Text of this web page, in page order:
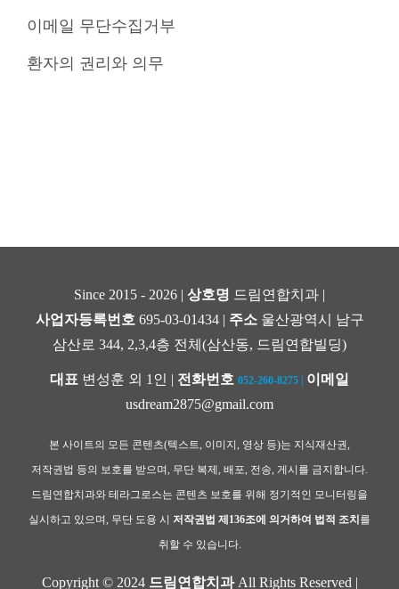
이메일 무단수집거부
환자의 권리와 의무
Since 2015 - 2026 | 상호명 드림연합치과 |
사업자등록번호 695-03-01434 | 주소울산광역시 남구
삼산로 344, 2,3,4층 전체(삼산동, 드림연합빌딩)
대표 변성훈 외 1인 | 전화번호 052-260-8275
이메일
usdream2875@gmail.com
본 사이트의 모든 콘텐츠(텍스트, 이미지, 영상 등)는 지식재산권,
저작권법 등의 보호를 받으며, 무단 복제, 배포, 전송, 게시를 금지합니다.
드림연합치과와 테라그로스는 콘텐츠 보호를 위해 정기적인 모니터링을
실시하고 있으며, 무단 도용 시 저작권법 제136조에 의거하여 법적 조치 를
취할 수 있습니다.
Copyright © 2024 드림연합치과All Rights Reserved |